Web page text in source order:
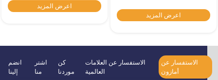
اعرض المزيد
اعرض المزيد
الاستفسار عن
أمازون
الاستفسار عن العلامات
العالمية
كن
موردنا
اشتر
منا
انضم
إلينا